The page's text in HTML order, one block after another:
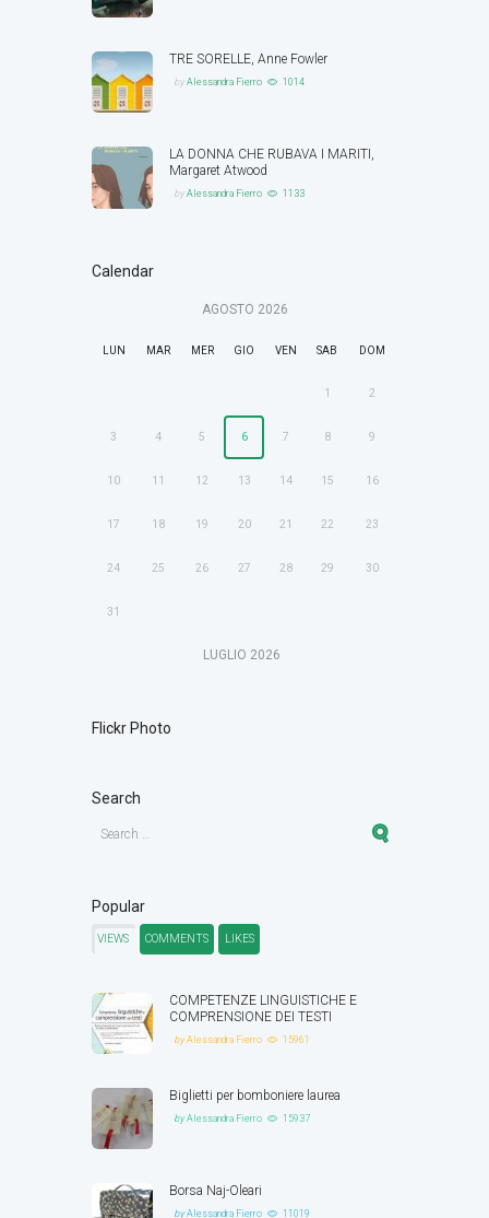
TRE SORELLE, Anne Fowler
byAlessandra Fierro 1014
LA DONNA CHE RUBAVA I MARITI,
Margaret Atwood
byAlessandra Fierro 1133
Calendar
AGOSTO 2026
LUN MAR MER GIO VEN SAB DOM
1 2
3 4 5 6 7 8 9
10 11 12 13 14 15 16
17 18 19 20 21 22 23
24 25 26 27 28 29 30
31
LUGLIO 2026
Flickr Photo
Search
Popular
VIEWS COMMENTS LIKES
COMPETENZE LINGUISTICHE E
COMPRENSIONE DEI TESTI
byAlessandra Fierro 15961
Biglietti per bomboniere laurea
byAlessandra Fierro 15937
Borsa Naj-Oleari
byAlessandra Fierro 11019